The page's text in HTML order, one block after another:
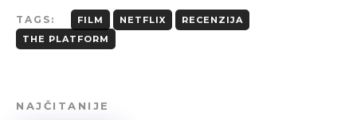
TAGS: FILM NETFLIX
RECENZIJA
THE PLATFORM
NAJČITANIJE